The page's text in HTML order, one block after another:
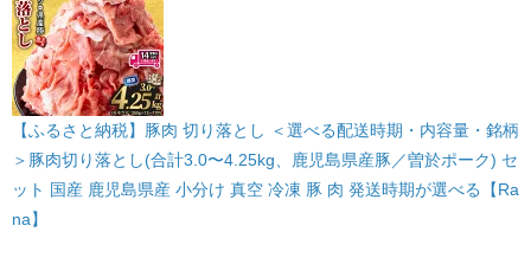
【ふるさと納税】豚肉 切り落とし ＜選べる配送時期・内容量・銘柄
＞豚肉切り落とし(合計3.0〜4.25kg、鹿児島県産豚／曽於ポーク) セ
ット 国産 鹿児島県産 小分け 真空 冷凍 豚 肉 発送時期が選べる【Ra
na】